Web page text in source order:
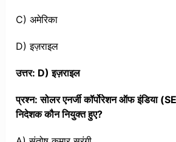
C) अमेरिका
D) इज़राइल
उत्तर: D) इज़राइल
प्रश्न: सोलर एनर्जी कॉर्पोरेशन ऑफ इंडिया
निदेशक कौन नियुक्त हुए?